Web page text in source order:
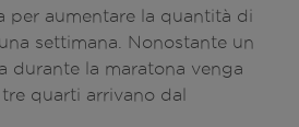
per aumentare la quantità di
settimana. Nonostante un
durante la maratona venga
quarti arrivano dal